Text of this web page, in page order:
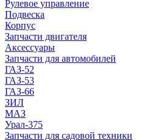
Рулевое управление
Подвеска
Корпус
Запчасти двигателя
Аксессуары
Запчасти для автомобилей
ГАЗ-52
ГАЗ-53
ГАЗ-66
ЗИЛ
МАЗ
Урал-375
Запчасти для садовой техники